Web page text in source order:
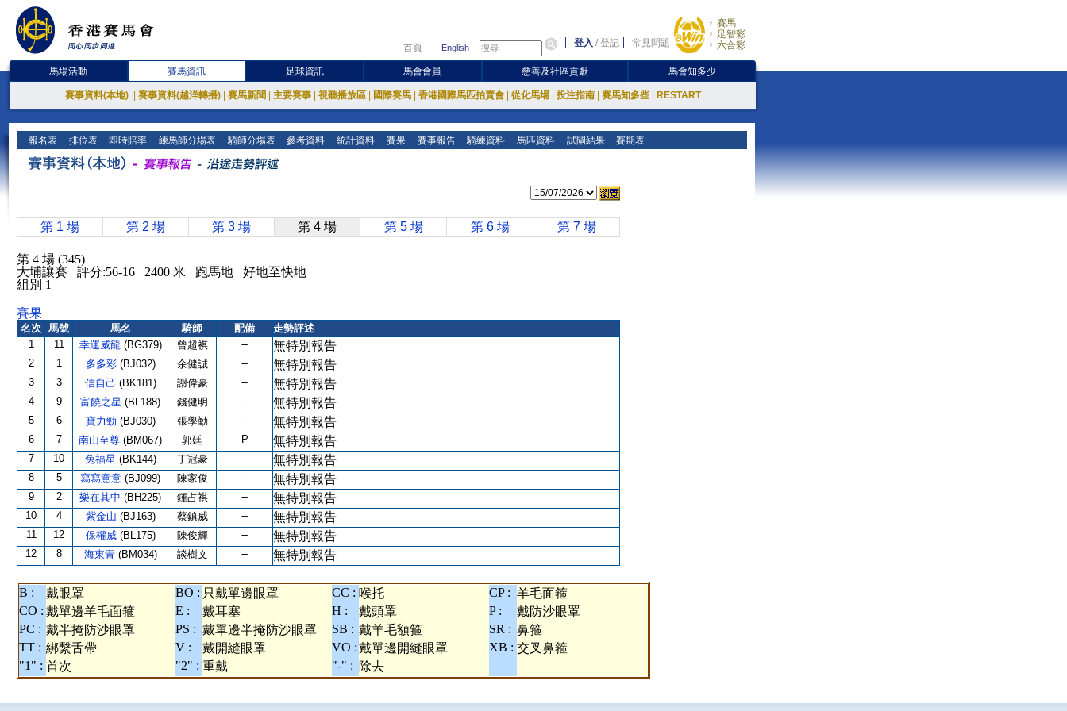
首頁 English 登入 /登記 常見問題
賽馬
足智彩
六合彩
馬場活動 賽馬資訊 足球資訊 馬會會員 慈善及社區貢獻 馬會知多少
賽事資料(本地) 賽事資料(越洋轉播) 賽馬新聞 主要賽事 視聽播放區 國際賽馬 香港國際馬匹拍賣會 從化馬場 投注指南 賽馬知多些 RESTART
報名表 排位表 即時賠率 練馬師分場表 騎師分場表 參考資料 統計資料 賽果 賽事報告 騎練資料 馬匹資料 試閘結果 賽期表
第 1 場 第 2 場 第 3 場 第 4 場 第 5 場 第 6 場 第 7 場
第 4 場 (345)
大埔讓賽 評分:56-16 2400 米 跑馬地 好地至快地
組別 1
賽果
名次 馬號 馬名 騎師 配備
走勢評述
1
11 幸運威龍 (BG379) 曾超祺 -- 無特別報告
2 1 多多彩 (BJ032) 余健誠 -- 無特別報告
3 3 信自己 (BK181) 謝偉豪 -- 無特別報告
4 9 富饒之星 (BL188) 錢健明 -- 無特別報告
5 6 寶力勁 (BJ030) 張學勤 -- 無特別報告
6 7 南山至尊 (BM067) 郭廷 P 無特別報告
7 10 兔福星 (BK144) 丁冠豪 -- 無特別報告
8 5 寫寫意意 (BJ099) 陳家俊 -- 無特別報告
9 2 樂在其中 (BH225) 鍾占祺 -- 無特別報告
10 4 紫金山 (BJ163) 蔡鎮威 -- 無特別報告
11 12 保權威 (BL175) 陳俊輝 -- 無特別報告
12 8 海東青 (BM034) 談樹文 -- 無特別報告
B : 戴眼罩 BO : 只戴單邊眼罩 CC : 喉托 CP : 羊毛面箍
CO : 戴單邊羊毛面箍 E : 戴耳塞 H : 戴頭罩 P :
戴防沙眼罩
PC : 戴半掩防沙眼罩 PS : 戴單邊半掩防沙眼罩 SB : 戴羊毛額箍 SR : 鼻箍
TT : 綁繫舌帶 V : 戴開縫眼罩 VO :戴單邊開縫眼罩 XB : 交叉鼻箍
"1" : 首次 "2" : 重戴 "-" : 除去